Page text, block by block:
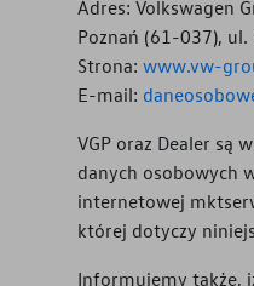
Adres: Volkswagen
Poznań (61-037), ul.
Strona: www.vw-
E-mail:
VGP oraz Dealer są
danych osobowych
internetowej
której dotyczy
Informujemy także,